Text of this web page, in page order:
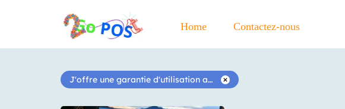
Home Contactez-nous
J'offre une garantie d'utilisation après l'achat